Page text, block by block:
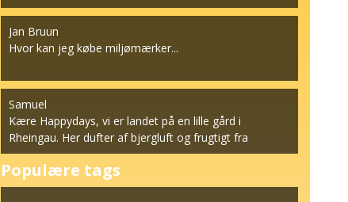
Jan Bruun
Hvor kan jeg købe miljømærker...
Samuel
Kære Happydays, vi er landet på en lille gård i
Rheingau. Her dufter af bjergluft og frugtigt fra
vinstok...
Populære tags